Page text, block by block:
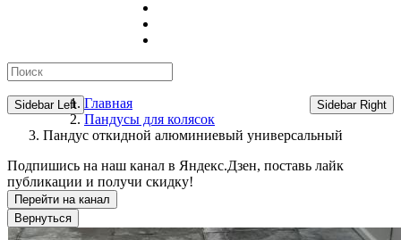
Sidebar Left Sidebar Right
Главная
Пандусы для колясок
Пандус откидной алюминиевый универсальный
Подпишись на наш канал в Яндекс.Дзен, поставь лайк
публикации и получи скидку!